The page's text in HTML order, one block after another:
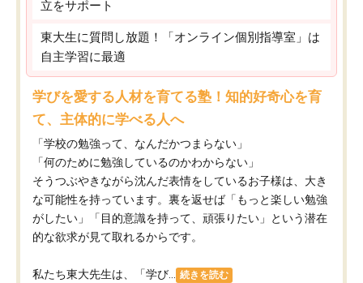
立をサポート
東大生に質問し放題！「オンライン個別指導室」は
自主学習に最適
学びを愛する人材を育てる塾！知的好奇心を育
て、主体的に学べる人へ
「学校の勉強って、なんだかつまらない」
「何のために勉強しているのかわからない」
そうつぶやきながら沈んだ表情をしているお子様は、大き
な可能性を持っています。裏を返せば「もっと楽しい勉強
がしたい」「目的意識を持って、頑張りたい」という潜在
的な欲求が見て取れるからです。
私たち東大先生は、「学び... 続きを読む